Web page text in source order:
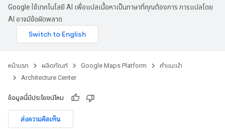
Google ใช้เทคโนโลยี AI เพื่อแปลเนื้อหาเป็นภาษาที่คุณต้องการ การแปลโดย
AI อาจมีข้อผิดพลาด
หน้าแรก ผลิตภัณฑ์ Google Maps Platform
คำแนะนำ
Architecture Center
ข้อมูลนี้มีประโยชน์ไหม
ส่งความคิดเห็น